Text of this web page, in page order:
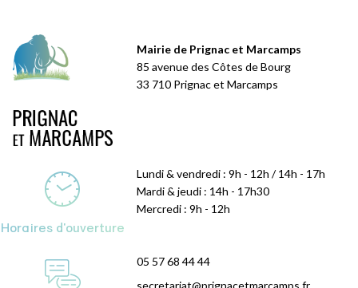
Mairie de Prignac et Marcamps
85 avenue des Côtes de Bourg
33 710 Prignac et Marcamps
Horaires d'ouverture
Lundi & vendredi : 9h - 12h / 14h - 17h
Mardi & jeudi : 14h - 17h30
Mercredi : 9h - 12h
05 57 68 44 44